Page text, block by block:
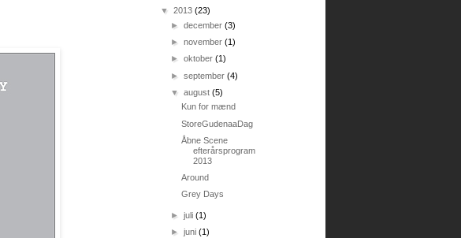
▼ 2013 (23)
►december(3)
►november(1)
►oktober(1)
►september(4)
▼august(5)
Kun for mænd
StoreGudenaaDag
Åbne Scene
efterårsprogram
2013
Around
Grey Days
►juli(1)
►juni(1)